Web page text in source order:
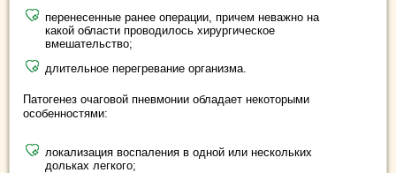
перенесенные ранее операции, причем неважно на
какой области проводилось хирургическое
вмешательство;
длительное перегревание организма.
Патогенез очаговой пневмонии обладает некоторыми
особенностями:
локализация воспаления в одной или нескольких
дольках легкого;